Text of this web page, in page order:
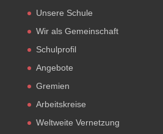
Unsere Schule
Wir als Gemeinschaft
Schulprofil
Angebote
Gremien
Arbeitskreise
Weltweite Vernetzung